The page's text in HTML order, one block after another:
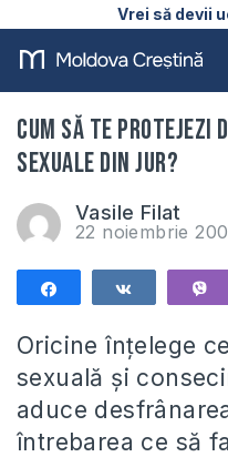
Vrei să devii
Cum să te
sexuale din jur?
Vasile Filat
22 noiembrie
Oricine înţelege
sexuală şi
aduce
întrebarea ce să